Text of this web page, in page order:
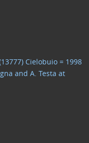
Cielobuio = 1998
and A. Testa at